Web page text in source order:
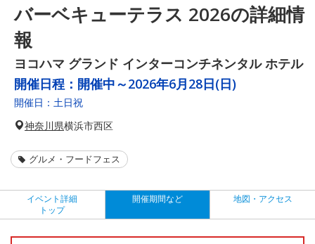
バーベキューテラス 2026の詳細情
報
ヨコハマ グランド インターコンチネンタル ホテル
開催日程： 開催中～2026年6月28日(日)
開催日：土日祝
神奈川県横浜市西区
グルメ・フードフェス
イベント詳細
トップ
開催期間など 地図・アクセス